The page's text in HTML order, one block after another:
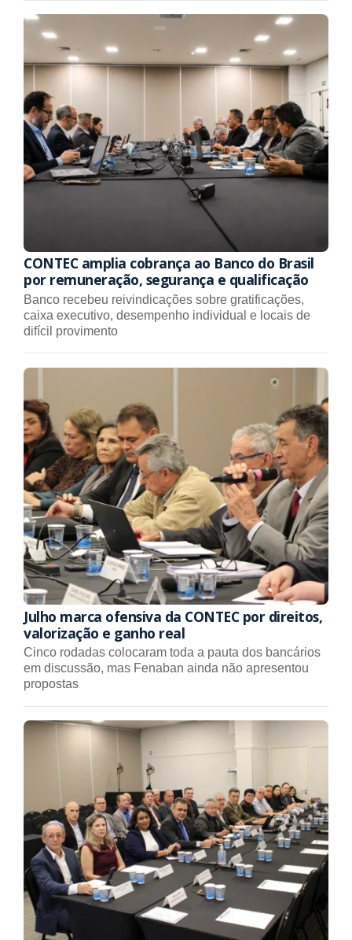
CONTEC amplia cobrança ao Banco do Brasil
por remuneração, segurança e qualificação
Banco recebeu reivindicações sobre gratificações,
caixa executivo, desempenho individual e locais de
difícil provimento
Julho marca ofensiva da CONTEC por direitos,
valorização e ganho real
Cinco rodadas colocaram toda a pauta dos bancários
em discussão, mas Fenaban ainda não apresentou
propostas